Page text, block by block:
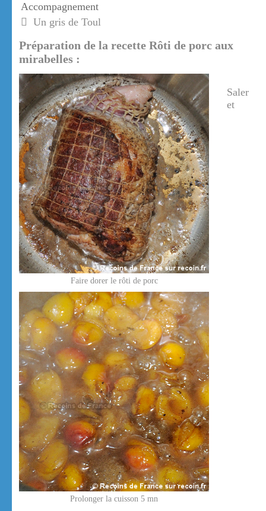
Accompagnement
Un gris de Toul
Préparation de la recette Rôti de porc aux
mirabelles :
Faire dorer le rôti de porc
Prolonger la cuisson 5 mn
Saler
et